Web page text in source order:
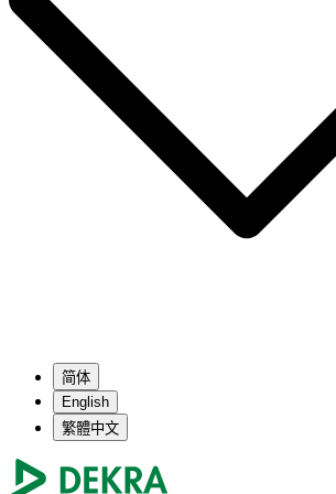
简体
English
繁體中文